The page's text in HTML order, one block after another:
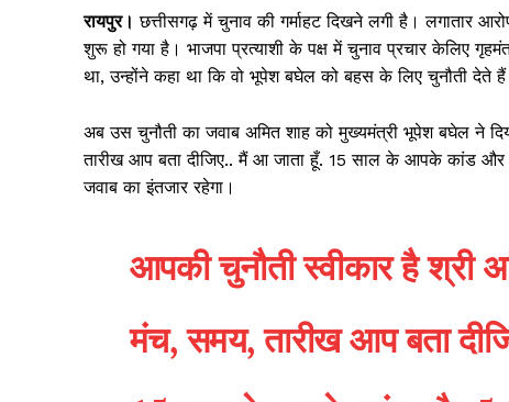
रायपुर। छत्तीसगढ़ में चुनाव की गर्माहट दिखने लगी है। लगातार
शुरू हो गया है। भाजपा प्रत्याशी के पक्ष में चुनाव प्रचार केलिए
था, उन्होंने कहा था कि वो भूपेश बघेल को बहस के लिए चुनौती
अब उस चुनौती का जवाब अमित शाह को मुख्यमंत्री भूपेश बघेल ने
तारीख आप बता दीजिए.. मैं आ जाता हूँ. 15 साल के आपके कांड और
जवाब का इंतजार रहेगा।
आपकी चुनौती स्वीकार है श्री
मंच, समय, तारीख आप बता